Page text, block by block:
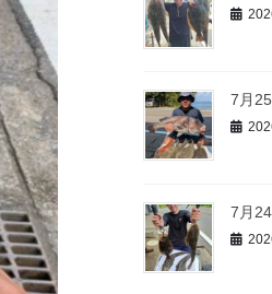
7月
7月